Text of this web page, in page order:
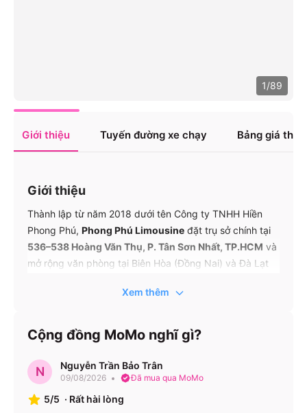
1/89
Giới thiệu Tuyến đường xe chạy Bảng giá
Giới thiệu
Thành lập từ năm 2018 dưới tên Công ty TNHH Hiền
Phong Phú, Phong Phú Limousine đặt trụ sở chính tại
536–538 Hoàng Văn Thụ, P. Tân Sơn Nhất, TP.HCM và
mở rộng văn phòng tại Biên Hòa (Đồng Nai) và Đà Lạt
hãng xe nhanh chóng khẳng định vị thế trên tuyến Sài
nghiệp
Tuyến xe – Giá vé – Lịch chạy
tin
Xem thêm
Cộng đồng MoMo nghĩ gì?
N Nguyễn Trần Bảo Trân
09/08/2026 Đã mua qua MoMo
5/5 · Rất hài lòng